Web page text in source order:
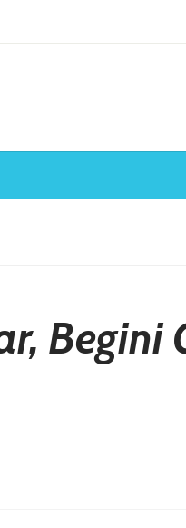
Begini